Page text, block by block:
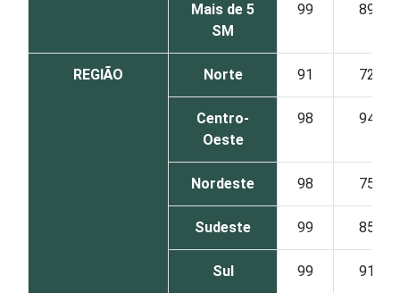
Mais de 5
SM
99 89
REGIÃO Norte 91 72
Centro-
Oeste
98 94
Nordeste 98 75
Sudeste 99 85
Sul 99 91